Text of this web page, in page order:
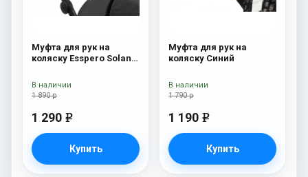
Муфта для рук на
коляску Esspero Solana
Deep Ocean
1 890 р
1 290 e
Купить
В наличии
Муфта для рук на
коляску Синий
1 790 р
1 190 e
Купить
В наличии